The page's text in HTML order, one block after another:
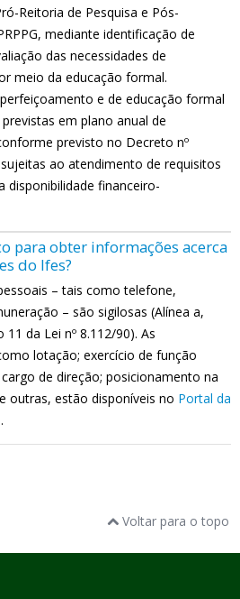
Reitoria de Pesquisa e Pós-
mediante identificação de
das necessidades de
meio da educação formal.
e de educação formal
em plano anual de
previsto no Decreto nº
ao atendimento de requisitos
disponibilidade financeiro-
para obter informações acerca
do Ifes?
– tais como telefone,
– são sigilosas (Alínea a,
11 da Lei nº 8.112/90). As
lotação; exercício de função
de direção; posicionamento na
outras, estão disponíveis no Portal da
.
Voltar para o topo